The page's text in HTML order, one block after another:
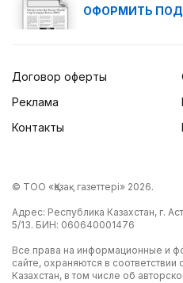
ОФОРМИТЬ
Договор оферты
Реклама
Контакты
© ТОО «Қазақ газеттері» 2026.
Адрес: Республика Казахстан, г.
5/13. БИН: 060640001476
Все права на информационные и
сайте, охраняются в
Казахстан, в том числе об